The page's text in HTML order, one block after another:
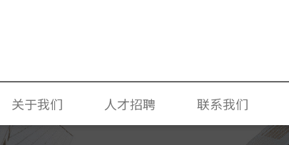
关于我们 人才招聘 联系我们